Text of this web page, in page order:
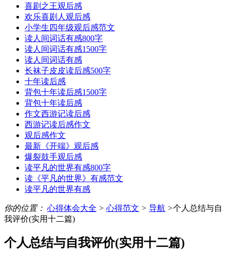
喜剧之王观后感
欢乐喜剧人观后感
小学生四年级观后感范文
读人间词话有感800字
读人间词话有感1500字
读人间词话有感
长袜子皮皮读后感500字
十年读后感
背包十年读后感1500字
背包十年读后感
作文西游记读后感
西游记读后感作文
观后感作文
最新《开端》观后感
爆裂鼓手观后感
读平凡的世界有感800字
读《平凡的世界》有感范文
读平凡的世界有感
你的位置： 心得体会大全 > 心得范文 > 导航 >个人总结与自
我评价(实用十二篇)
个人总结与自我评价(实用十二篇)